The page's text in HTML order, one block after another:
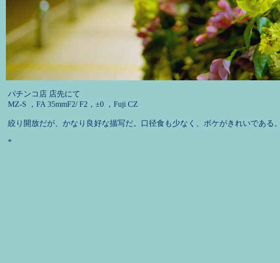
パチンコ店 店先にて
MZ-S ，FA 35mmF2/ F2，±0 ，Fuji CZ
絞り開放だが、かなり良好な描写だ。口径食も少なく、ボケがきれいである。
*